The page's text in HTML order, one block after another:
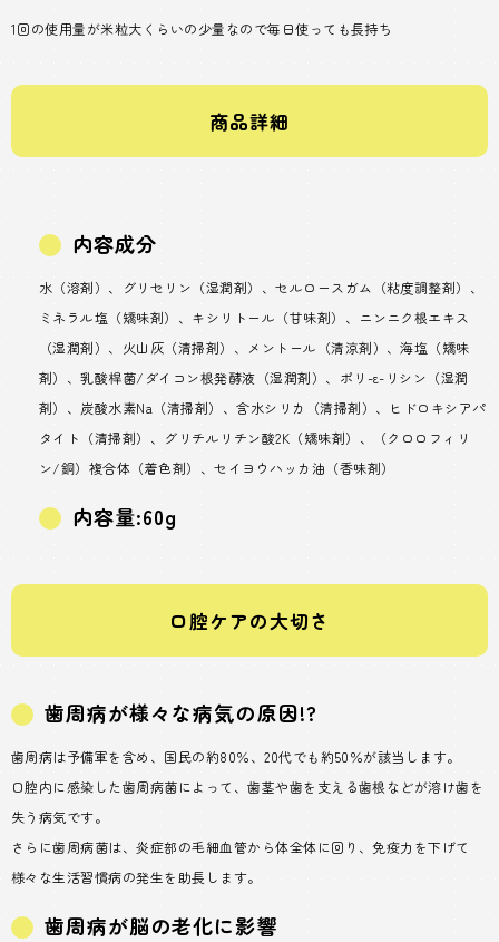
1回の使用量が米粒大くらいの少量なので毎日使っても長持ち
商品詳細
内容成分
水（溶剤）、グリセリン（湿潤剤）、セルロースガム（粘度調整剤）、
ミネラル塩（矯味剤）、キシリトール（甘味剤）、ニンニク根エキス
（湿潤剤）、火山灰（清掃剤）、メントール（清涼剤）、海塩（矯味
剤）、乳酸桿菌/ダイコン根発酵液（湿潤剤）、ポリ-ε-リシン（湿潤
剤）、炭酸水素Na（清掃剤）、含水シリカ（清掃剤）、ヒドロキシアパ
タイト（清掃剤）、グリチルリチン酸2K（矯味剤）、（クロロフィリ
ン/銅）複合体（着色剤）、セイヨウハッカ油（香味剤）
内容量:60g
口腔ケアの大切さ
歯周病が様々な病気の原因!?
歯周病は予備軍を含め、国民の約80％、20代でも約50％が該当します。
口腔内に感染した歯周病菌によって、歯茎や歯を支える歯根などが溶け歯を
失う病気です。
さらに歯周病菌は、炎症部の毛細血管から体全体に回り、免疫力を下げて
様々な生活習慣病の発生を助長します。
歯周病が脳の老化に影響